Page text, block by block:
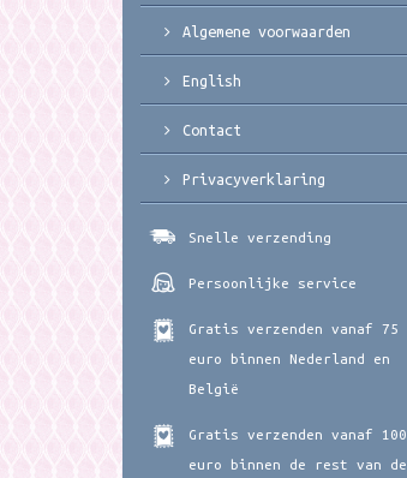
Algemene voorwaarden
English
Contact
Privacyverklaring
Snelle verzending
Persoonlijke service
Gratis verzenden vanaf 75
euro binnen Nederland en
België
Gratis verzenden vanaf 100
euro binnen de rest van de